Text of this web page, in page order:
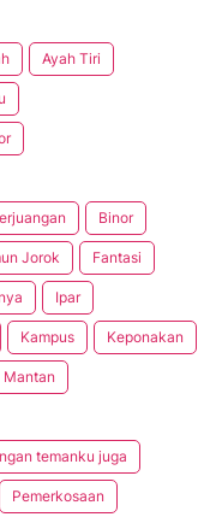
Ayah Tiri
Binor
Jorok Fantasi
Ipar
Kampus Keponakan
Mantan
temanku juga
Pemerkosaan